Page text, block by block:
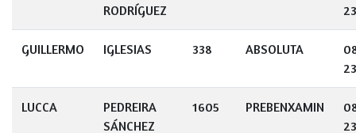
RODRÍGUEZ
GUILLERMO IGLESIAS 338 ABSOLUTA
LUCCA
PEDREIRA
SÁNCHEZ
1605 PREBENXAMIN